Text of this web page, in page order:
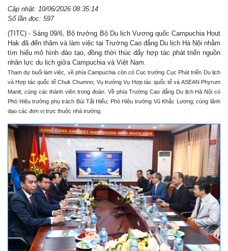
Cập nhật: 10/06/2026 08:35:14
Số lần đọc: 597
(TITC) - Sáng 09/6, Bộ trưởng Bộ Du lịch Vương quốc Campuchia Hout
Hak đã đến thăm và làm việc tại Trường Cao đẳng Du lịch Hà Nội nhằm
tìm hiểu mô hình đào tạo, đồng thời thúc đẩy hợp tác phát triển nguồn
nhân lực du lịch giữa Campuchia và Việt Nam.
Tham dự buổi làm việc, về phía Campuchia còn có Cục trưởng Cục Phát triển Du lịch
và Hợp tác quốc tế Chuk Chumno; Vụ trưởng Vụ Hợp tác quốc tế và ASEAN Phyrum
Manit; cùng các thành viên trong đoàn. Về phía Trường Cao đẳng Du lịch Hà Nội có
Phó Hiệu trưởng phụ trách Bùi Tất Hiếu; Phó Hiệu trưởng Vũ Khắc Lương; cùng lãnh
đạo các đơn vị trực thuộc nhà trường.